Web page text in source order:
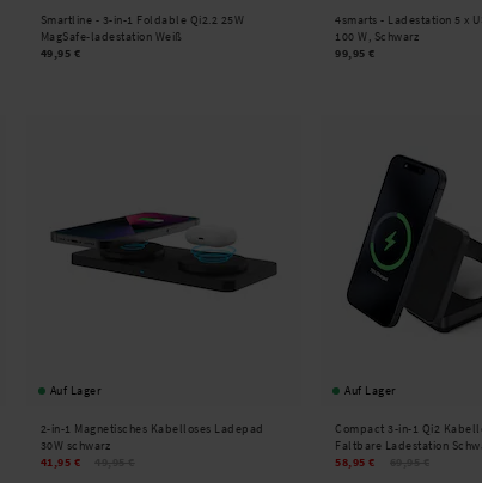
Smartline - 3-in-1 Foldable Qi2.2 25W
MagSafe-ladestation Weiß
49,95 €
4smarts - Ladestation 5 x
100 W, Schwarz
99,95 €
Auf Lager
2-in-1 Magnetisches Kabelloses Ladepad
30W schwarz
41,95 €
Auf Lager
Compact 3-in-1 Qi2
Faltbare Ladestation
58,95 €